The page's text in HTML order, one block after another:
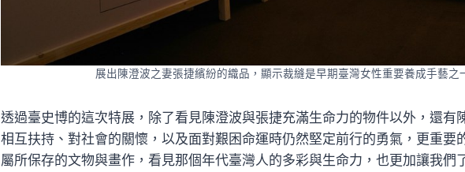
展出陳澄波之妻張捷繽紛的織品，顯示裁縫是早期臺灣女性重要養成手藝之
透過臺史博的這次特展，除了看見陳澄波與張捷充滿生命力的物件以外，還有
相互扶持、對社會的關懷，以及面對艱困命運時仍然堅定前行的勇氣，更重要
屬所保存的文物與畫作，看見那個年代臺灣人的多彩與生命力，也更加讓我們